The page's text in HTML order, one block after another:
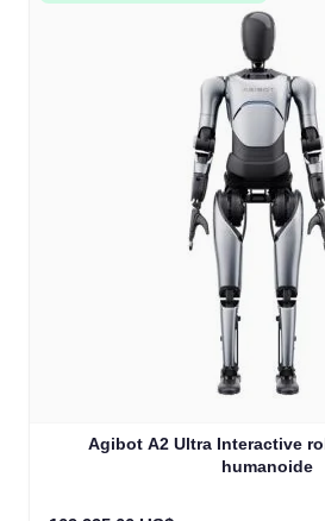
Agibot A2 Ultra Interactive
humanoide